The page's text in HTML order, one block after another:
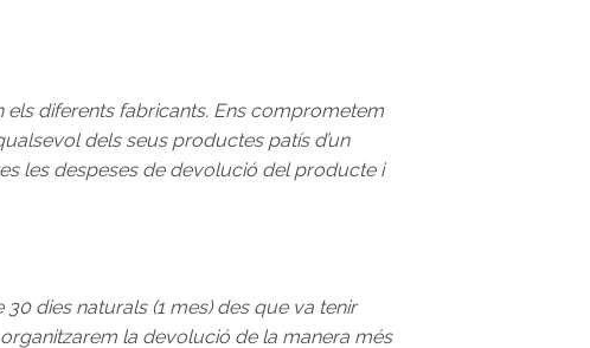
diferents fabricants. Ens comprometem
dels seus productes patís d’un
les despeses de devolució del producte i
dies naturals (1 mes) des que va tenir
la devolució de la manera més